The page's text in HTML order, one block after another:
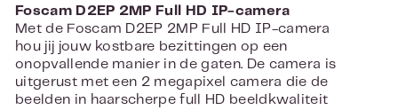
Foscam D2EP 2MP Full HD IP-camera
Met de Foscam D2EP 2MP Full HD IP-camera
hou jij jouw kostbare bezittingen op een
onopvallende manier in de gaten. De camera is
uitgerust met een 2 megapixel camera die de
beelden in haarscherpe full HD beeldkwaliteit